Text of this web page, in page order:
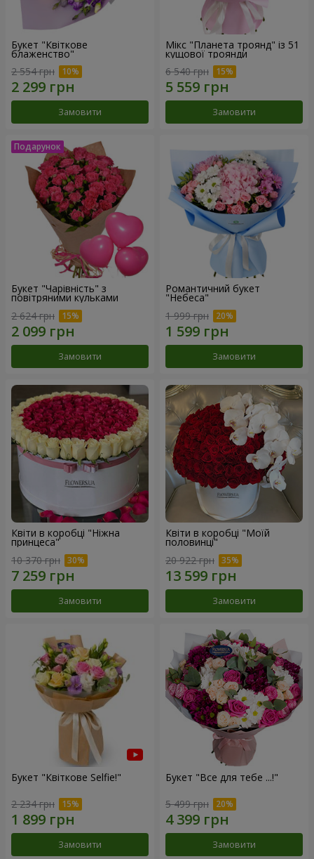
Букет "Квіткове
блаженство"
2 554 грн
Замовити
Мікс "Планета троянд" із 51
кущової троянди
6 540 грн
Замовити
Букет "Чарівність" з
повітряними кульками
2 624 грн
Замовити
Романтичний букет
"Небеса"
1 999 грн
Замовити
Квіти в коробці "Ніжна
принцеса"
10 370 грн
Замовити
Квіти в коробці "Моїй
половинці"
20 922 грн
Замовити
Букет "Квіткове Selfie!"
2 234 грн
Замовити
Букет "Все для тебе ...!"
5 499 грн
Замовити